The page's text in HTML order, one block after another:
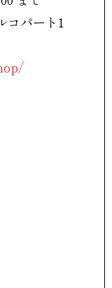
コパート1